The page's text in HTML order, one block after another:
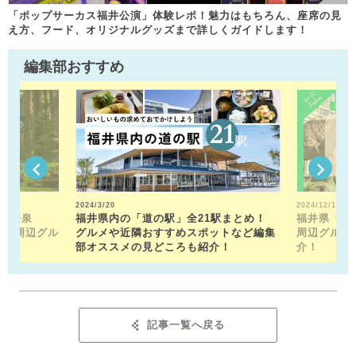
「ポップサーカス福井公演」体験レポ！魅力はもちろん、座席の見
え方、フード、オリジナルグッズまで詳しくガイドします！
編集部おすすめ
平泉
周辺グル
2024/3/20
福井県内の「道の駅」全21駅まとめ！
グルメや近隣おすすめスポットなど編集
部オススメの見どころも紹介！
2024/12/13
福井県「福
周辺グル
介！
記事一覧へ戻る